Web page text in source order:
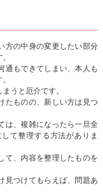
方の中身の変更したい部分
通もできてしまい、本人も
うと厄介です。
たものの、新しい方は見つ
は、複雑になったら一旦全
て整理する方法がありま
て、内容を整理したものを
見つけてもらえば、問題あ